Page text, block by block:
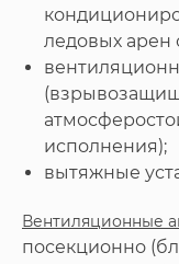
ледовых арен
исполнения);
вытяжные
Вентиляционные
посекционно